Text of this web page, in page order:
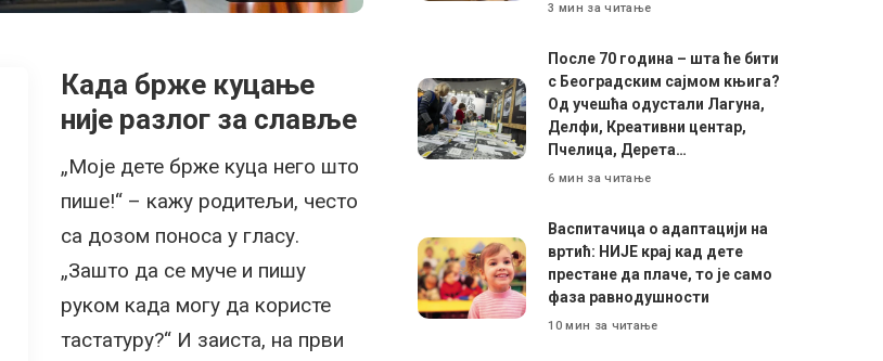
Када брже куцање
није разлог за славље
„Моје дете брже куца него што
пише!“ – кажу родитељи, често
са дозом поноса у гласу.
„Зашто да се муче и пишу
руком када могу да користе
тастатуру?“ И заиста, на први
3 мин за читање
После 70 година – шта ће бити
с Београдским сајмом књига?
Од учешћа одустали Лагуна,
Делфи, Креативни центар,
Пчелица, Дерета…
6 мин за читање
Васпитачица о адаптацији на
вртић: НИЈЕ крај кад дете
престане да плаче, то је само
фаза равнодушности
10 мин за читање